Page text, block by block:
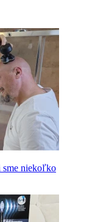
sme niekoľko